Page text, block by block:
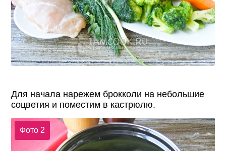
Для начала нарежем брокколи на небольшие
соцветия и поместим в кастрюлю.
Фото 2